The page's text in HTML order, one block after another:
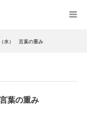
水） 言葉の重み
葉の重み